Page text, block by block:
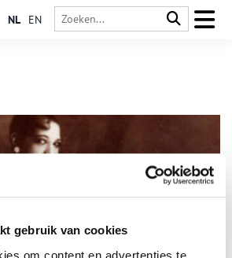
gebruik van cookies
om content en advertenties te
NL EN